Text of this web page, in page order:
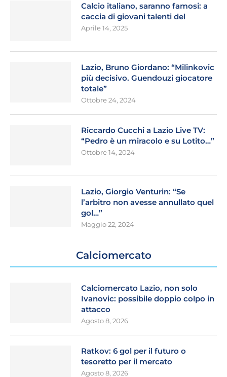
Calcio italiano, saranno famosi: a
caccia di giovani talenti del
Aprile 14, 2025
Lazio, Bruno Giordano: “Milinkovic
più decisivo. Guendouzi giocatore
totale”
Ottobre 24, 2024
Riccardo Cucchi a Lazio Live TV:
“Pedro è un miracolo e su Lotito…”
Ottobre 14, 2024
Lazio, Giorgio Venturin: “Se
l’arbitro non avesse annullato quel
gol…”
Maggio 22, 2024
Calciomercato
Calciomercato Lazio, non solo
Ivanovic: possibile doppio colpo in
attacco
Agosto 8, 2026
Ratkov: 6 gol per il futuro o
tesoretto per il mercato
Agosto 8, 2026